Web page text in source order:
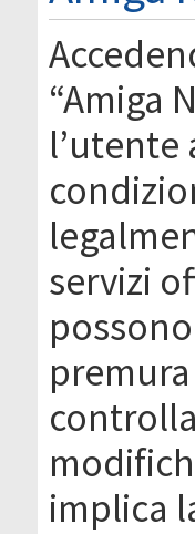
“Amiga
l’utente
servizi
implica